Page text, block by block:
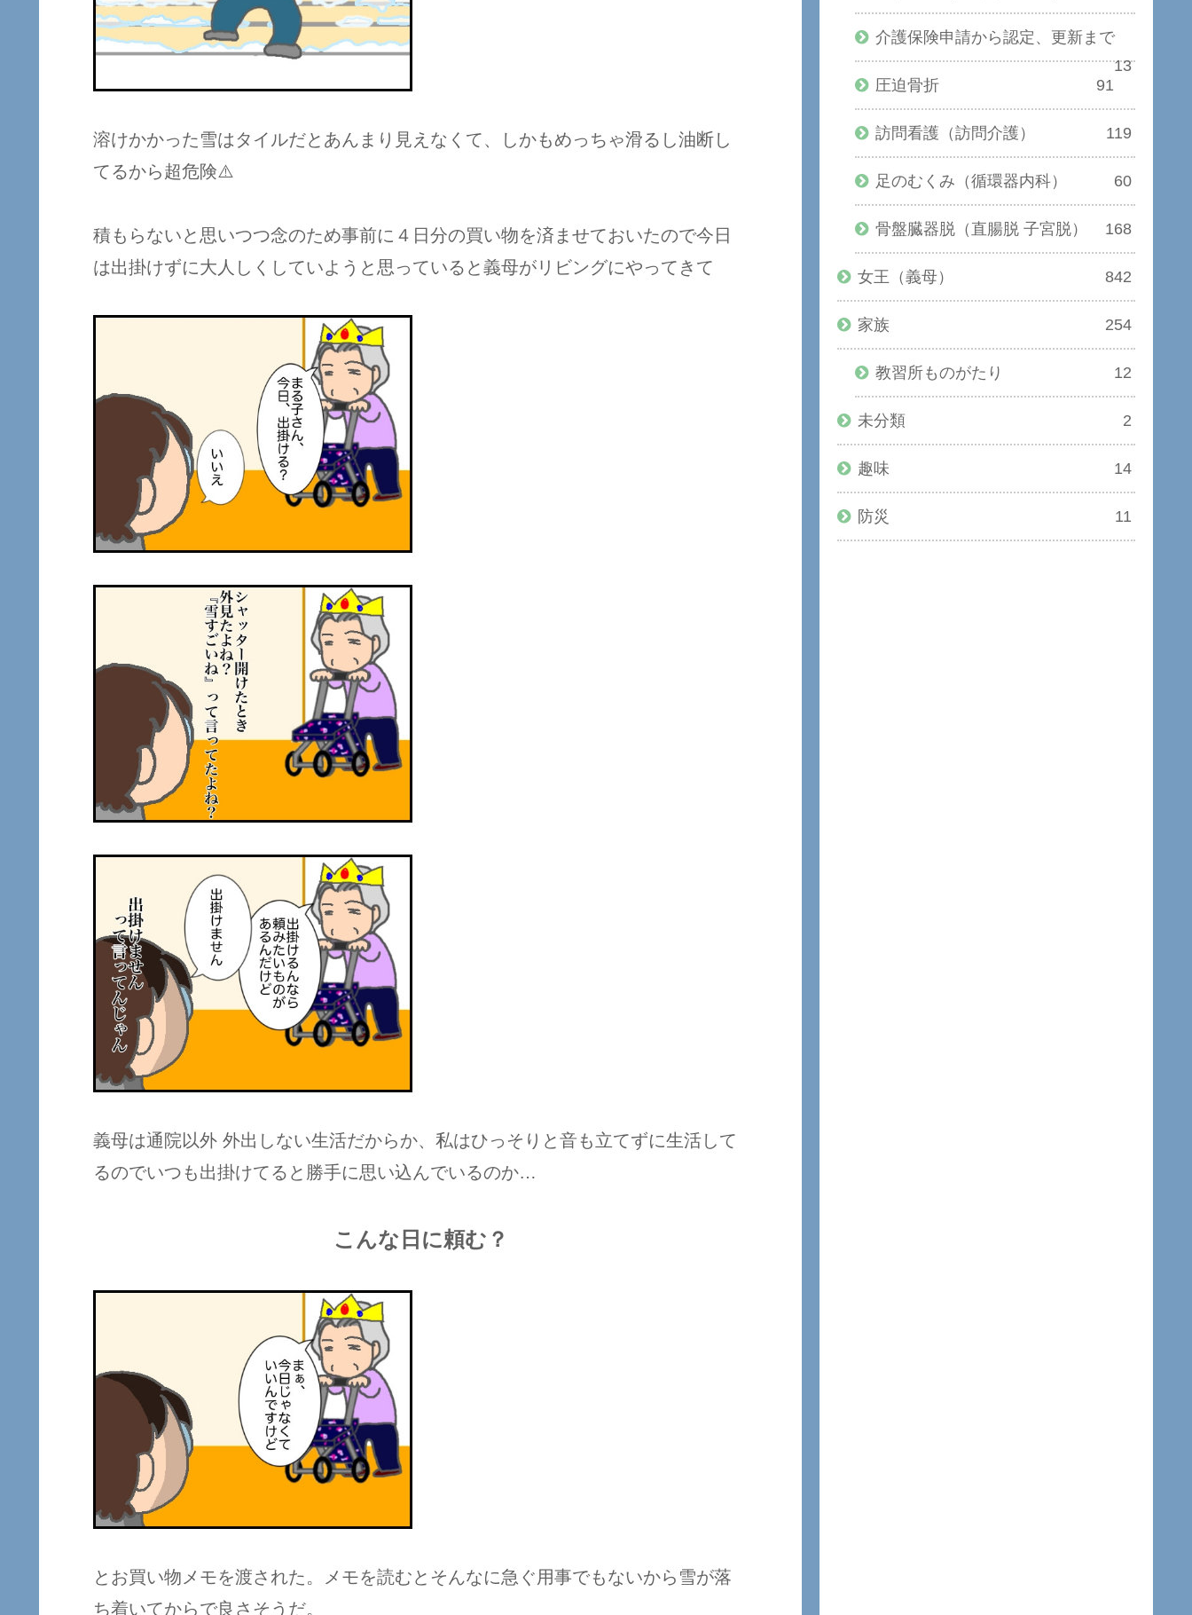
溶けかかった雪はタイルだとあんまり見えなくて、しかもめっちゃ滑るし油断し
てるから超危険⚠️
積もらないと思いつつ念のため事前に４日分の買い物を済ませておいたので今日
は出掛けずに大人しくしていようと思っていると義母がリビングにやってきて
義母は通院以外 外出しない生活だからか、私はひっそりと音も立てずに生活して
るのでいつも出掛けてると勝手に思い込んでいるのか…
こんな日に頼む？
とお買い物メモを渡された。メモを読むとそんなに急ぐ用事でもないから雪が落
ち着いてからで良さそうだ。
介護保険申請から認定、更新まで
13
圧迫骨折
91
訪問看護（訪問介護） 119
足のむくみ（循環器内科） 60
骨盤臓器脱（直腸脱 子宮脱） 168
女王（義母） 842
家族 254
教習所ものがたり 12
未分類 2
趣味 14
防災 11